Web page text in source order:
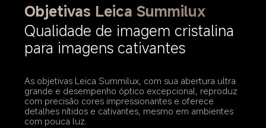
Objetivas Leica Summilux
Qualidade de imagem cristalina
para imagens cativantes
As objetivas Leica Summilux, com sua abertura ultra
grande e desempenho óptico excepcional, reproduz
com precisão cores impressionantes e oferece
detalhes nítidos e cativantes, mesmo em ambientes
com pouca luz.